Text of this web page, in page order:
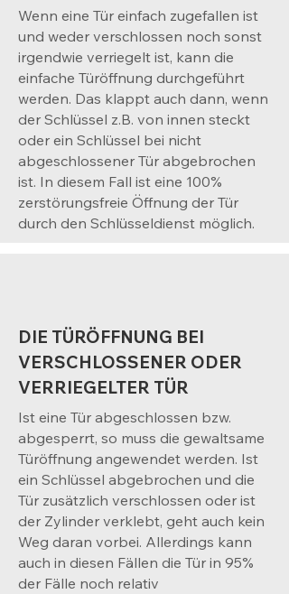
Wenn eine Tür einfach zugefallen ist
und weder verschlossen noch sonst
irgendwie verriegelt ist, kann die
einfache Türöffnung durchgeführt
werden. Das klappt auch dann, wenn
der Schlüssel z.B. von innen steckt
oder ein Schlüssel bei nicht
abgeschlossener Tür abgebrochen
ist. In diesem Fall ist eine 100%
zerstörungsfreie Öffnung der Tür
durch den Schlüsseldienst möglich.
DIE TÜRÖFFNUNG BEI
VERSCHLOSSENER ODER
VERRIEGELTER TÜR
Ist eine Tür abgeschlossen bzw.
abgesperrt, so muss die gewaltsame
Türöffnung angewendet werden. Ist
ein Schlüssel abgebrochen und die
Tür zusätzlich verschlossen oder ist
der Zylinder verklebt, geht auch kein
Weg daran vorbei. Allerdings kann
auch in diesen Fällen die Tür in 95%
der Fälle noch relativ